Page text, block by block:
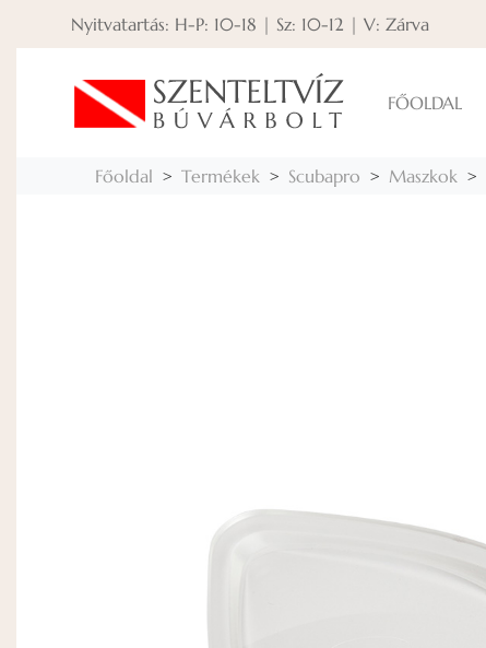
Nyitvatartás: H-P: 10-18 | Sz: 10-12 | V: Zárva
FŐOLDAL
Főoldal Termékek Scubapro Maszkok